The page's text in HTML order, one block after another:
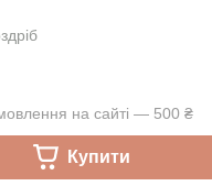
на сайті — 500 ₴
Купити